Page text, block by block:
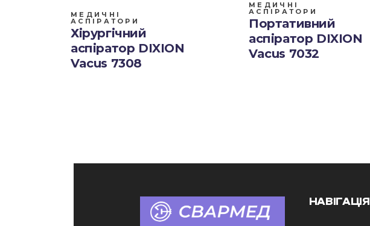
МЕДИЧНІ
АСПІРАТОРИ
Хірургічний
аспіратор DIXION
Vacus 7308
МЕДИЧНІ
АСПІРАТОРИ
Портативний
аспіратор DIXION
Vacus 7032
НАВІГАЦІЯ